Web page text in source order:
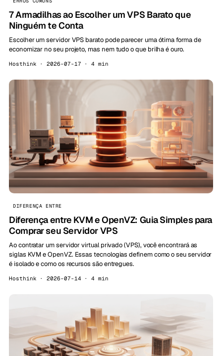
7 Armadilhas ao Escolher um VPS Barato que
Ninguém te Conta
Escolher um servidor VPS barato pode parecer uma ótima forma de
economizar no seu projeto, mas nem tudo o que brilha é ouro.
Hosthink · 2026-07-17 · 4 min
DIFERENÇA ENTRE
Diferença entre KVM e OpenVZ: Guia Simples para
Comprar seu Servidor VPS
Ao contratar um servidor virtual privado (VPS), você encontrará as
siglas KVM e OpenVZ. Essas tecnologias definem como o seu servidor
é isolado e como os recursos são entregues.
Hosthink · 2026-07-14 · 4 min